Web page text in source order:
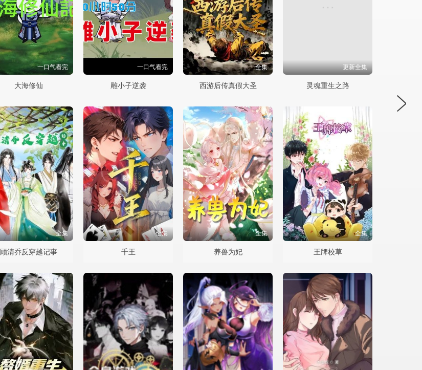
一口气看完
大海修仙
一口气看完
雕小子逆袭
全集
西游后传真假大圣
更新全集
灵魂重生之路
全集
顾清乔反穿越记事
全集
千王
全集
养兽为妃
全集
王牌校草